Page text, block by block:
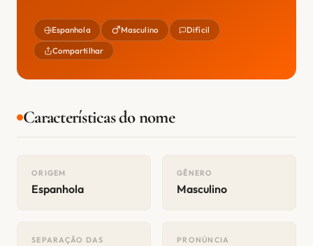
Espanhola Masculino Difícil
Compartilhar
Características do nome
ORIGEM
Espanhola
GÊNERO
Masculino
SEPARAÇÃO DAS
PRONÚNCIA